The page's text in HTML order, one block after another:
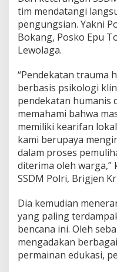
tim mendatangi
pengungsian. Yakni
Bokang, Posko Epu
Lewolaga.
“Pendekatan trauma
berbasis psikologi
pendekatan humanis
memahami bahwa
memiliki kearifan
kami berupaya
dalam proses
diterima oleh warga,”
SSDM Polri, Brigjen
Dia kemudian
yang paling
bencana ini. Oleh
mengadakan
permainan edukasi,